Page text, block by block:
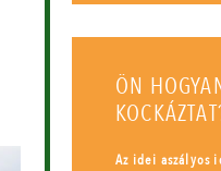
ÖN
Az idei aszályos